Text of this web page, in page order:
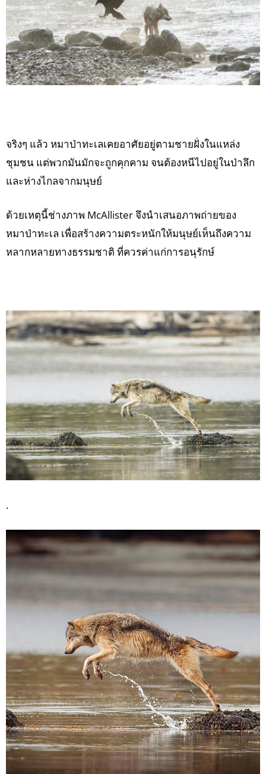
จริงๆ แล้ว หมาป่าทะเลเคยอาศัยอยู่ตามชายฝั่งในแหล่ง
ชุมชน แต่พวกมันมักจะถูกคุกคาม จนต้องหนีไปอยู่ในป่าลึก
และห่างไกลจากมนุษย์
ด้วยเหตุนี้ช่างภาพ McAllister จึงนำเสนอภาพถ่ายของ
หมาป่าทะเล เพื่อสร้างความตระหนักให้มนุษย์เห็นถึงความ
หลากหลายทางธรรมชาติ ที่ควรค่าแก่การอนุรักษ์
.